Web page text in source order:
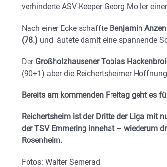
verhinderte ASV-Keeper Georg Moller
Nach einer Ecke schaffte Benjamin
(78.) und läutete damit eine spannende
Der Großholzhausener Tobias
(90+1) aber die Reichertsheimer
Bereits am kommenden Freitag geht es
Reichertsheim ist der Dritte der Liga mit
der TSV Emmering innehat – wiederum
Rosenheim.
Fotos: Walter Semerad